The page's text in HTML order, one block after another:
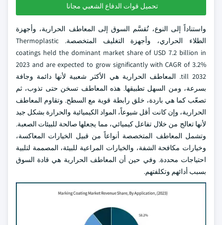
تحميل قوات الدفاع الشعبي مجانا
واستناداً إلى النوع، تُقسَّم السوق إلى المعاطف الحرارية، وأجهزة
الطلاء الحراري، وأجهزة التغليف المتخصصة. Thermoplastic
coatings held the dominant market share of USD 7.2 billion in
2023 and are expected to grow significantly with CAGR of 3.2%
till 2032. المعاطف الحرارية هي الأكثر شعبية لأنها دائمة وجافة
بسرعة، ومن السهل تطبيقها. هذه المعاطف تسخن حتى تذوب، ثم
تصعّب كما هي باردة، خلق رابطة قوية مع السطح. وتقاوم المعاطف
الحرارية، وإن كانت أقل شيوعاً، المواد الكيميائية والحرارة بشكل جيد
لأنها تعالج من خلال تفاعل كيميائي، مما يجعلها صالحة للبيئات الصعبة.
وتشمل المعاطف المتخصصة أنواعاً من قبيل الخيارات المعاكسة،
وخيارات مكافحة الشفة، والخيارات المراعية للبيئة، المصممة لتلبية
احتياجات محددة. وفي حين أن المعاطف الحرارية هي قادة السوق
بسبب أدائهم وتكلفتهم.